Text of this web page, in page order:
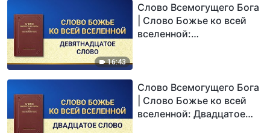
16:43
Слово Всемогущего Бога
| Слово Божье ко всей
вселенной:
Слово Всемогущего Бога
| Слово Божье ко всей
вселенной: Двадцатое